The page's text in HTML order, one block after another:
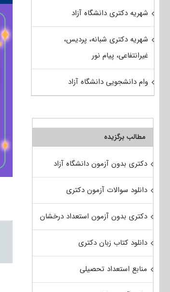
شهریه دکتری دانشگاه آزاد
شهریه دکتری شبانه، پردیس،
غیرانتفاعی، پیام نور
وام دانشجویی دانشگاه آزاد
مطالب برگزیده
دکتری بدون آزمون دانشگاه آزاد
دانلود سوالات آزمون دکتری
دکتری بدون آزمون استعداد درخشان
دانلود کتاب زبان دکتری
منابع استعداد تحصیلی